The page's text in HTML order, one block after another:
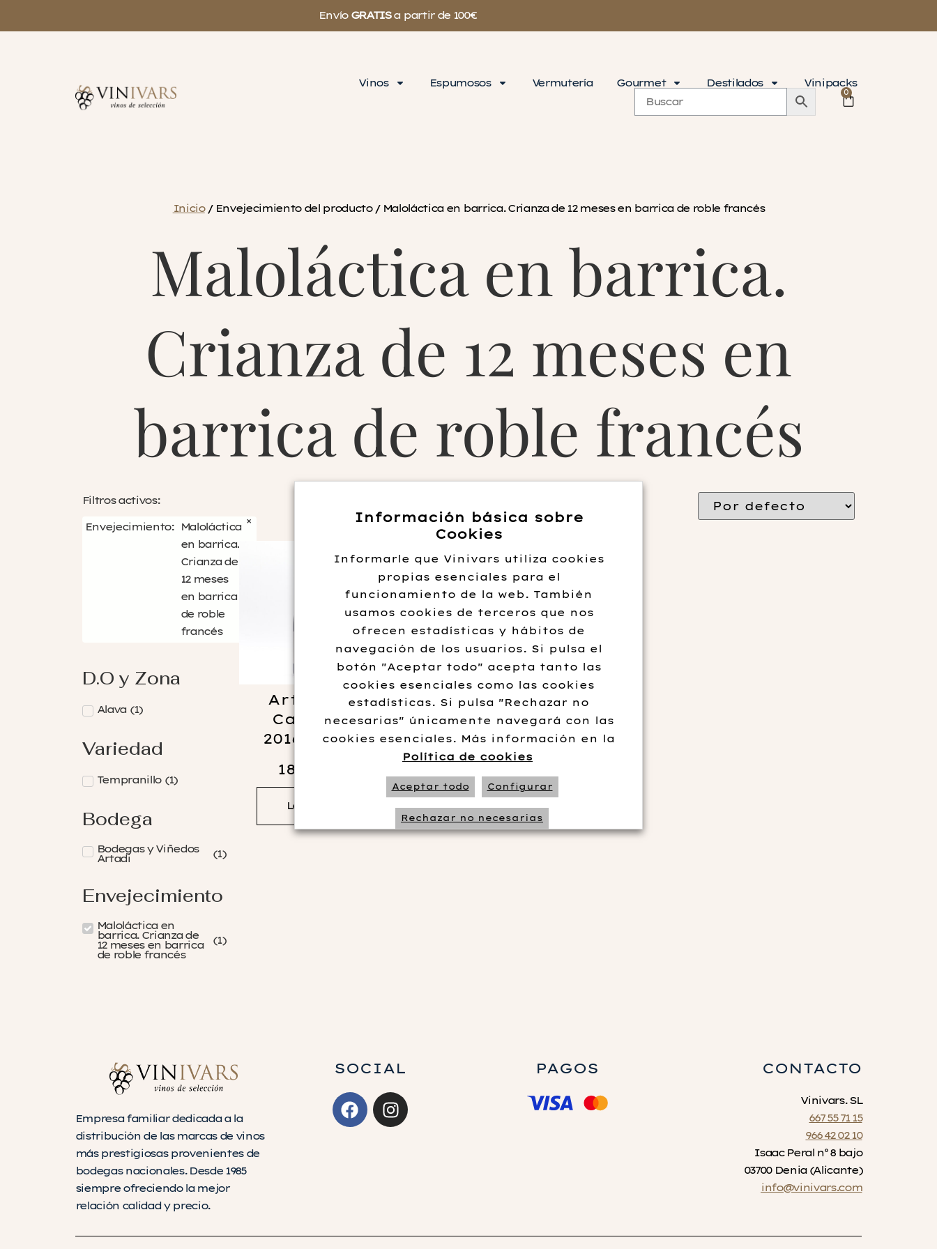
Envío GRATISa partir de 100€
Vinos Espumosos Vermutería Gourmet Destilados Vinipacks
0
Inicio/ Envejecimiento del producto / Maloláctica en barrica. Crianza de 12 meses en barrica de roble francés
Maloláctica en barrica.
Crianza de 12 meses en
barrica de roble francés
Filtros activos:
Envejecimiento:
Maloláctica
en barrica.
Crianza de
12 meses
en barrica
de roble
francés
×
D.O y Zona
Alava (1)
Variedad
Tempranillo (1)
Bodega
Bodegas y Viñedos
Artadi (1)
Envejecimiento
Maloláctica en
barrica. Crianza de
12 meses en barrica
de roble francés
(1)
Artadi El
Carretil
2016/19/20
188.95
Leer más
Empresa familiar dedicada a la
distribución de las marcas de vinos
más prestigiosas provenientes de
bodegas nacionales. Desde 1985
siempre ofreciendo la mejor
relación calidad y precio.
SOCIAL PAGOS CONTACTO
Vinivars. SL
667 55 71 15
966 42 02 10
Isaac Peral nº 8 bajo
03700 Denia (Alicante)
info@vinivars.com
Información básica sobre
Cookies
Informarle que Vinivars utiliza cookies
propias esenciales para el
funcionamiento de la web. También
usamos cookies de terceros que nos
ofrecen estadísticas y hábitos de
navegación de los usuarios. Si pulsa el
botón "Aceptar todo" acepta tanto las
cookies esenciales como las cookies
estadísticas. Si pulsa "Rechazar no
necesarias" únicamente navegará con las
cookies esenciales. Más información en la
Política de cookies
Aceptar todo Configurar
Rechazar no necesarias